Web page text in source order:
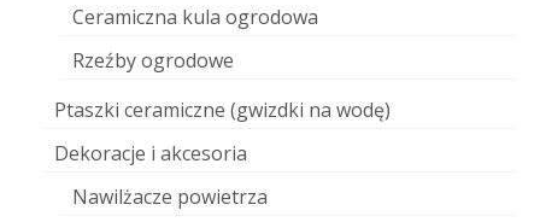
Ceramiczna kula ogrodowa
Rzeźby ogrodowe
Ptaszki ceramiczne (gwizdki na wodę)
Dekoracje i akcesoria
Nawilżacze powietrza